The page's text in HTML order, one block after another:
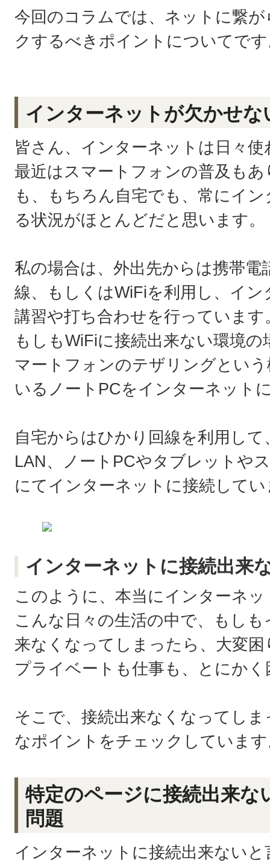
今回のコラムでは、ネットに繋
クするべきポイントについてで
インターネットが欠かせな
皆さん、インターネットは日々
最近はスマートフォンの普及も
も、もちろん自宅でも、常にイ
る状況がほとんどだと思います。
私の場合は、外出先からは携帯電
線、もしくはWiFiを利用し、イ
講習や打ち合わせを行っています
もしもWiFiに接続出来ない環境
マートフォンのテザリングとい
いるノートPCをインターネット
自宅からはひかり回線を利用し
LAN、ノートPCやタブレットや
にてインターネットに接続して
インターネットに接続出来
このように、本当にインターネ
こんな日々の生活の中で、もし
来なくなってしまったら、大変困
プライベートも仕事も、とにか
そこで、接続出来なくなってし
なポイントをチェックしていま
特定のページに接続出来な
問題
インターネットに接続出来ない